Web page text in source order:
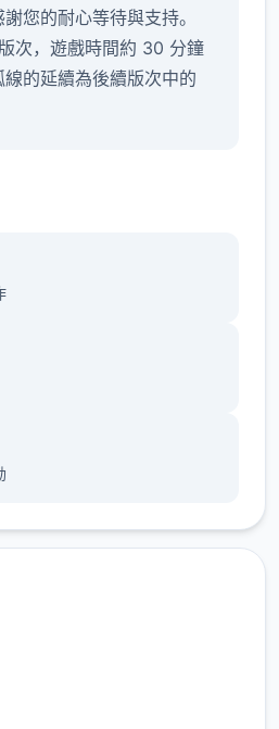
您的耐心等待與支持。
次，遊戲時間約 30 分鐘
線的延續為後續版次中的